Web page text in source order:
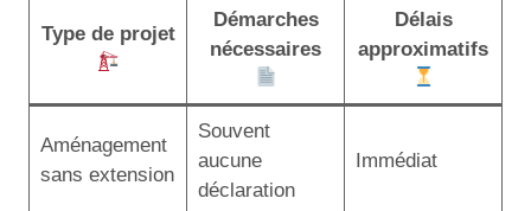
Type de projet
Démarches
nécessaires
Délais
approximatifs
Aménagement
sans extension
Souvent
aucune
déclaration
Immédiat